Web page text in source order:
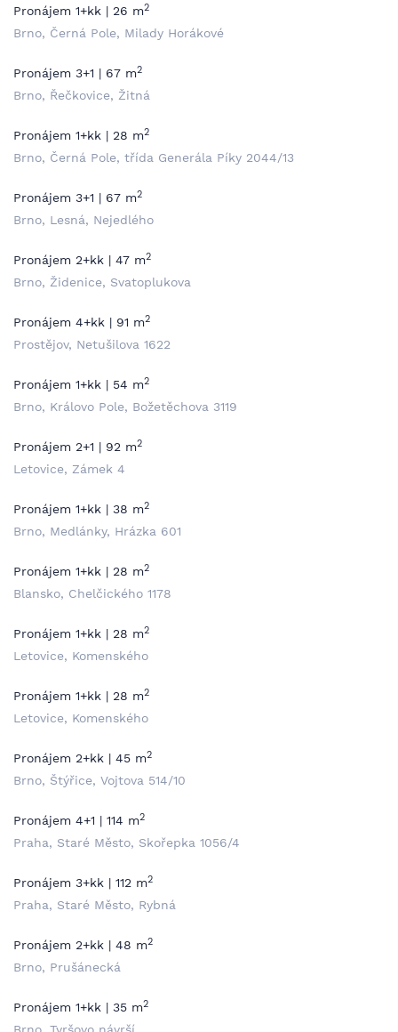
Pronájem 1+kk | 26 m2
Brno, Černá Pole, Milady Horákové
Pronájem 3+1 | 67 m2
Brno, Řečkovice, Žitná
Pronájem 1+kk | 28 m2
Brno, Černá Pole, třída Generála Píky 2044/13
Pronájem 3+1 | 67 m2
Brno, Lesná, Nejedlého
Pronájem 2+kk | 47 m2
Brno, Židenice, Svatoplukova
Pronájem 4+kk | 91 m2
Prostějov, Netušilova 1622
Pronájem 1+kk | 54 m2
Brno, Královo Pole, Božetěchova 3119
Pronájem 2+1 | 92 m2
Letovice, Zámek 4
Pronájem 1+kk | 38 m2
Brno, Medlánky, Hrázka 601
Pronájem 1+kk | 28 m2
Blansko, Chelčického 1178
Pronájem 1+kk | 28 m2
Letovice, Komenského
Pronájem 1+kk | 28 m2
Letovice, Komenského
Pronájem 2+kk | 45 m2
Brno, Štýřice, Vojtova 514/10
Pronájem 4+1 | 114 m2
Praha, Staré Město, Skořepka 1056/4
Pronájem 3+kk | 112 m2
Praha, Staré Město, Rybná
Pronájem 2+kk | 48 m2
Brno, Prušánecká
Pronájem 1+kk | 35 m2